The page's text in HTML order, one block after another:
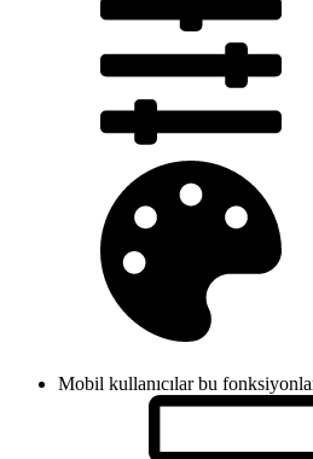
Mobil kullanıcılar bu